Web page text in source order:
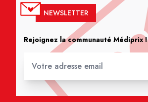
NEWSLETTER
Rejoignez la communauté Médiprix !